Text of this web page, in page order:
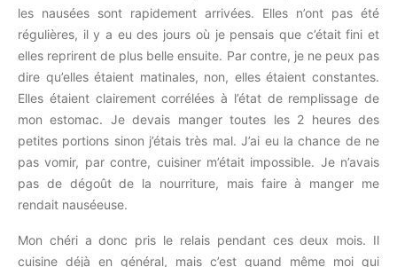
les nausées sont rapidement arrivées. Elles n’ont pas été
régulières, il y a eu des jours où je pensais que c’était fini et
elles reprirent de plus belle ensuite. Par contre, je ne peux pas
dire qu’elles étaient matinales, non, elles étaient constantes.
Elles étaient clairement corrélées à l’état de remplissage de
mon estomac. Je devais manger toutes les 2 heures des
petites portions sinon j’étais très mal. J’ai eu la chance de ne
pas vomir, par contre, cuisiner m’était impossible. Je n’avais
pas de dégoût de la nourriture, mais faire à manger me
rendait nauséeuse.
Mon chéri a donc pris le relais pendant ces deux mois. Il
cuisine déjà en général, mais c’est quand même moi qui